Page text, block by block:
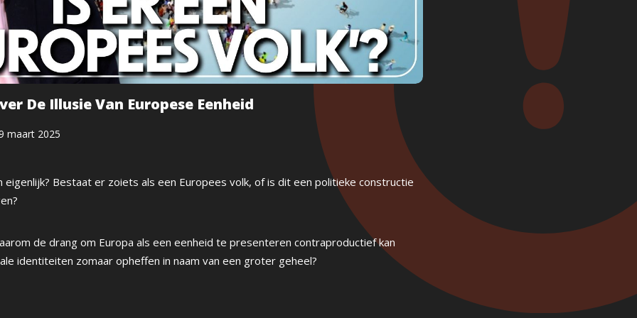
De Illusie Van Europese Eenheid
maart 2025
eigenlijk? Bestaat er zoiets als een Europees volk, of is dit een politieke constructie
de drang om Europa als een eenheid te presenteren contraproductief kan
identiteiten zomaar opheffen in naam van een groter geheel?